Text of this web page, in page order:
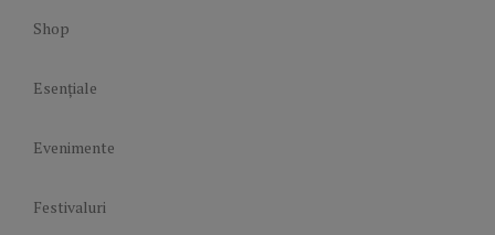
Shop
Esențiale
Evenimente
Festivaluri